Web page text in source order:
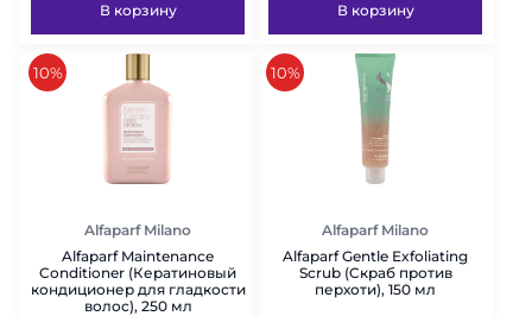
В корзину В корзину
скидка
10%
Alfaparf Milano
Alfaparf Maintenance
Conditioner (Кератиновый
кондиционер для гладкости
волос), 250 мл
скидка
10%
Alfaparf Milano
Alfaparf Gentle Exfoliating
Scrub (Cкраб против
перхоти), 150 мл